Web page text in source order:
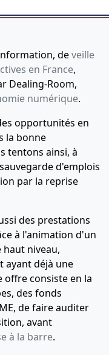
Statuts
constitutifs,
Liste des
souscripteurs,
Attestation
de dépôt
des fonds
Constitution
mobilière(MAJ
17 bis Pl des
Cedex
Des Reflets, 92400
au greffe :
est prise
mobilière
17 bis Pl des
Cedex
deveille
en France,
Dealing-Room,
numérique.
opportunités en
la bonne
tentons ainsi, à
d'emplois
par la reprise
des prestations
à l'animation d'un
niveau,
ayant déjà une
offre consiste en la
des fonds
de faire auditer
avant
à la barre.